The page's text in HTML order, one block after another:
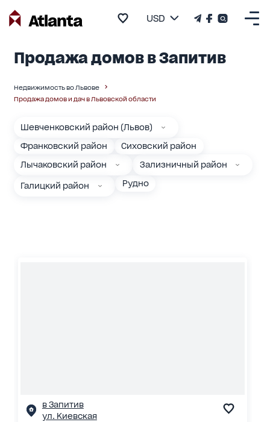
USD
Продажа домов в Запитив
Недвижимость во Львове
Продажа домов и дач в Львовской области
Шевченковский район (Львов)
Франковский район
Сиховский район
Лычаковский район
Зализничный район
Галицкий район Рудно
в Запитив
ул. Киевская